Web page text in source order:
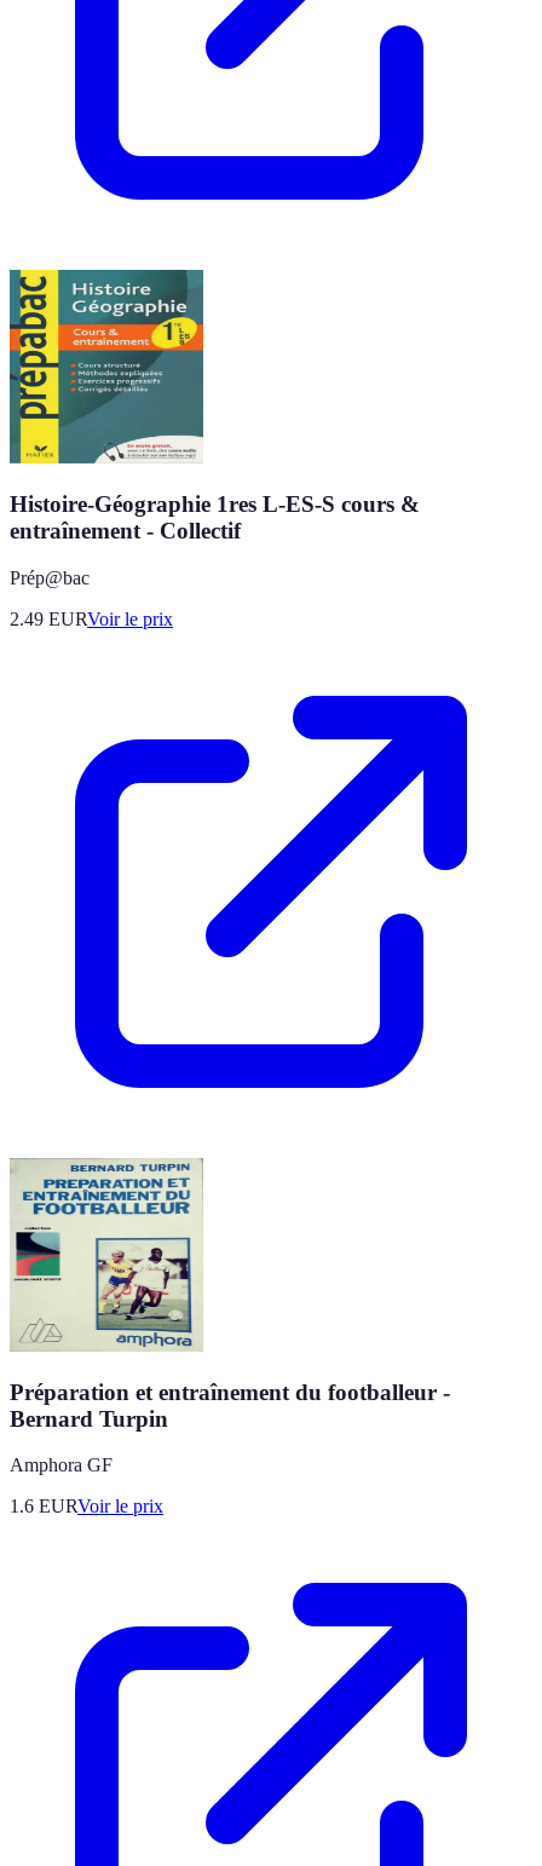
Histoire-Géographie 1res L-ES-S cours &
entraînement - Collectif
Prép@bac
2.49 EURVoir le prix
Préparation et entraînement du footballeur -
Bernard Turpin
Amphora GF
1.6 EURVoir le prix